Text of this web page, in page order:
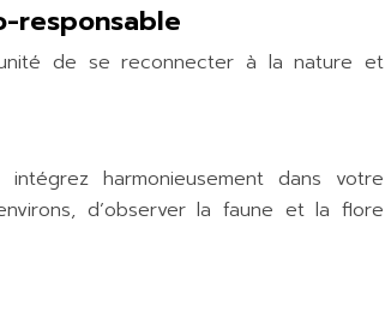
responsable
de se reconnecter à la nature et
harmonieusement dans votre
d’observer la faune et la flore